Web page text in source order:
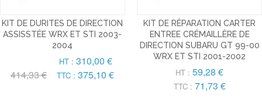
KIT DE DURITES DE DIRECTION
ASSISSTÉE WRX ET STI 2003-
2004
414,33 €
HT : 310,00 €
TTC : 375,10 €
KIT DE RÉPARATION CARTER
ENTREE CRÉMAILLÈRE DE
DIRECTION SUBARU GT 99-00
WRX ET STI 2001-2002
HT : 59,28 €
TTC : 71,73 €